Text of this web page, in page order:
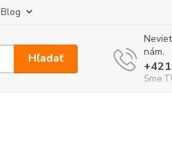
Blog
Hľadať
nám.
Sme